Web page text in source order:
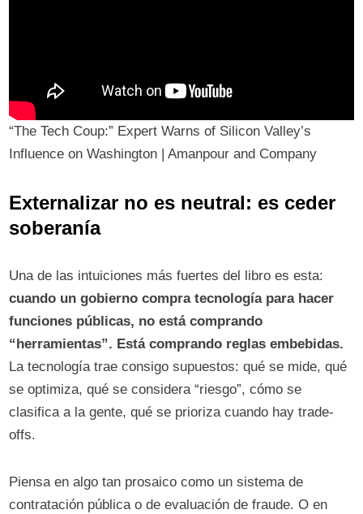
“The Tech Coup:” Expert Warns of Silicon Valley’s
Influence on Washington | Amanpour and Company
Externalizar no es neutral: es ceder
soberanía
Una de las intuiciones más fuertes del libro es esta:
cuando un gobierno compra tecnología para hacer
funciones públicas, no está comprando
“herramientas”. Está comprando reglas embebidas.
La tecnología trae consigo supuestos: qué se mide, qué
se optimiza, qué se considera “riesgo”, cómo se
clasifica a la gente, qué se prioriza cuando hay trade-
offs.
Piensa en algo tan prosaico como un sistema de
contratación pública o de evaluación de fraude. O en